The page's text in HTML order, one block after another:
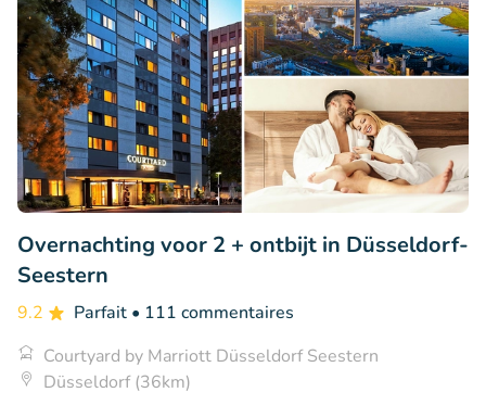
Overnachting voor 2 + ontbijt in Düsseldorf-
Seestern
9.2 Parfait • 111 commentaires
Courtyard by Marriott Düsseldorf Seestern
Düsseldorf (36km)